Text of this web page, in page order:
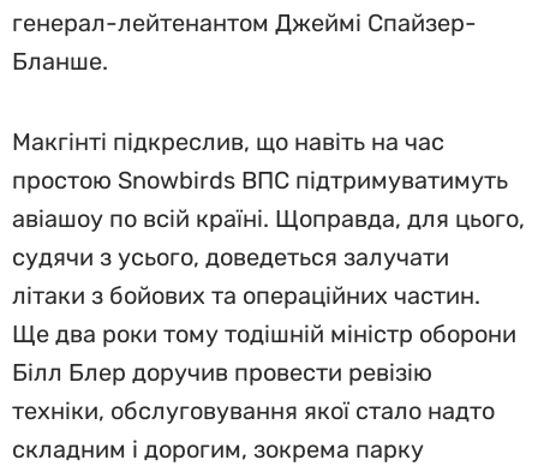
генерал-лейтенантом Джеймі Спайзер-
Бланше.
Макгінті підкреслив, що навіть на час
простою Snowbirds ВПС підтримуватимуть
авіашоу по всій країні. Щоправда, для цього,
судячи з усього, доведеться залучати
літаки з бойових та операційних частин.
Ще два роки тому тодішній міністр оборони
Білл Блер доручив провести ревізію
техніки, обслуговування якої стало надто
складним і дорогим, зокрема парку